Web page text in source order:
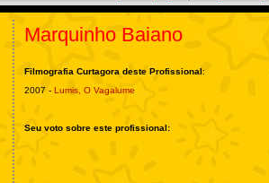
Marquinho Baiano
Filmografia Curtagora deste Profissional:
2007 - Lumis, O Vagalume
Seu voto sobre este profissional: